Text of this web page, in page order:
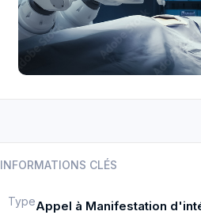
INFORMATIONS CLÉS
TypeAppel à Manifestation